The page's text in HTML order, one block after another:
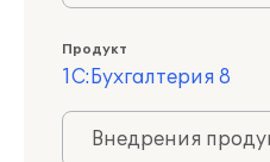
Продукт
1С:Бухгалтерия 8
Внедрения